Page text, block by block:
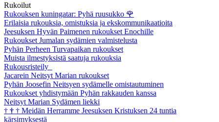
Rukoilut
Rukouksen kuningatar: Pyhä ruusukko 🌹
Erilaisia rukouksia, omistuksia ja ekskommunikaatioita
Jeesuksen Hyvän Paimenen rukoukset Enochille
Rukoukset Jumalan sydämien valmistelusta
Pyhän Perheen Turvapaikan rukoukset
Muista ilmestyksistä saatuja rukouksia
Rukousristeily
Jacarein Neitsyt Marian rukoukset
Pyhän Joosefin Neitsyen sydämelle omistautuminen
Rukoukset yhdistymään Pyhän rakkauden kanssa
Neitsyt Marian Sydämen liekki
† † † Meidän Herramme Jeesuksen Kristuksen 24 tuntia
kärsimyksestä